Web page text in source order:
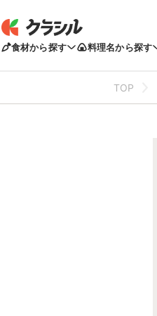
食材から探す 料理名から探す
TOP